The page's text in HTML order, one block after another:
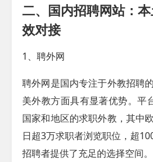
二、国内招聘网站：
效对接
1、聘外网
聘外网是国内专注于外教招聘
美外教方面具有显著优势。平
国家和地区的求职外教，其中
日超3万求职者浏览职位，超
招聘者提供了充足的选择空间。